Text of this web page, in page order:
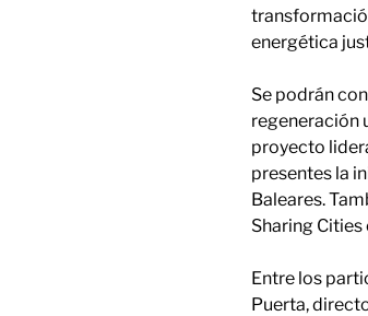
energética
Se podrán
regeneración
proyecto
presentes la
Baleares.
Sharing Cities
Entre los
Puerta,